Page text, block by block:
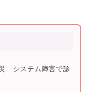
システム障害で診